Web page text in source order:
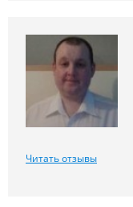
Читать отзывы